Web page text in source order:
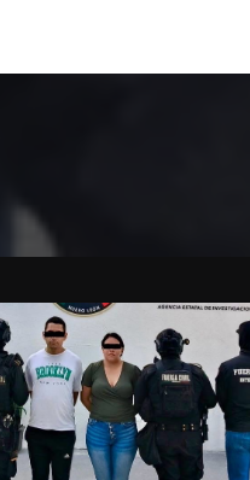
Te puede interesar